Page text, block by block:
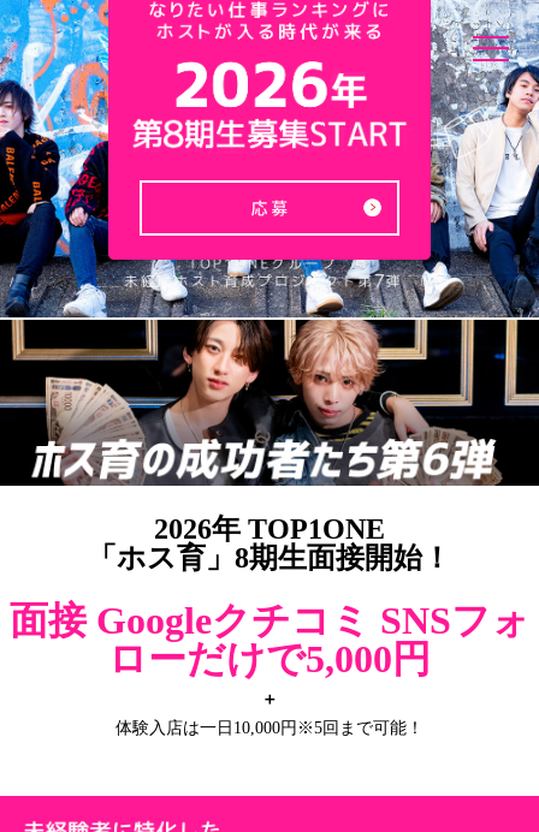
2026年 TOP1ONE
「ホス育」8期生面接開始！
面接 Googleクチコミ SNSフォ
ローだけで5,000円
＋
体験入店は一日10,000円※5回まで可能！